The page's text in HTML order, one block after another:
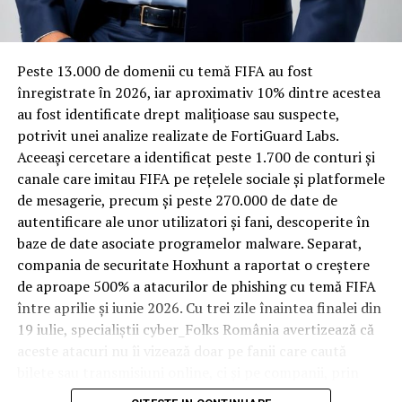
materiale rezistente
Spre diferență de o locuință obișnuită, o cameră de hotel
trece printr-un ciclu de utilizare intensă: oaspeți diferiți,
bagaje trase pe roți, curățenie zilnică, uneori mai multe
rezervări consecutive în aceeași săptămână. Această
frecvență ridicată de utilizare pune presiune reală pe
orice suprafață, iar pardoseala este printre primele
elemente afectate vizibil, mai ales în zona din jurul
patului și a ușii de acces.
În etapa de renovare sau construcție, administratorii
care iau în calcul mocheta trafic intenspentru zonele
cu rotație mare reduc riscul de uzură prematură și de
decolorare vizibilă în punctele de trecere frecventă. Este
o decizie care ține mai puțin de stil și mai mult de
după primele sezoane de utilizare intensă.
Peste 13.000 de domenii cu temă FIFA au fost
înregistrate ȋn 2026, iar aproximativ 10% dintre acestea
au fost identificate drept malițioase sau suspecte,
potrivit unei analize realizate de FortiGuard Labs.
Aceeași cercetare a identificat peste 1.700 de conturi și
canale care imitau FIFA pe rețelele sociale și platformele
de mesagerie, precum și peste 270.000 de date de
autentificare ale unor utilizatori și fani, descoperite în
baze de date asociate programelor malware. Separat,
compania de securitate Hoxhunt a raportat o creștere
de aproape 500% a atacurilor de phishing cu temă FIFA
între aprilie și iunie 2026. Cu trei zile înaintea finalei din
19 iulie, specialiștii cyber_Folks România avertizează că
conturile, dispozitivele și infrastructura digitală